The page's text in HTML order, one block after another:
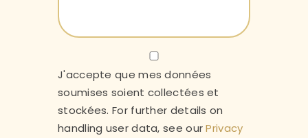
J'accepte que mes données
soumises soient collectées et
stockées. For further details on
handling user data, see ourPrivacy